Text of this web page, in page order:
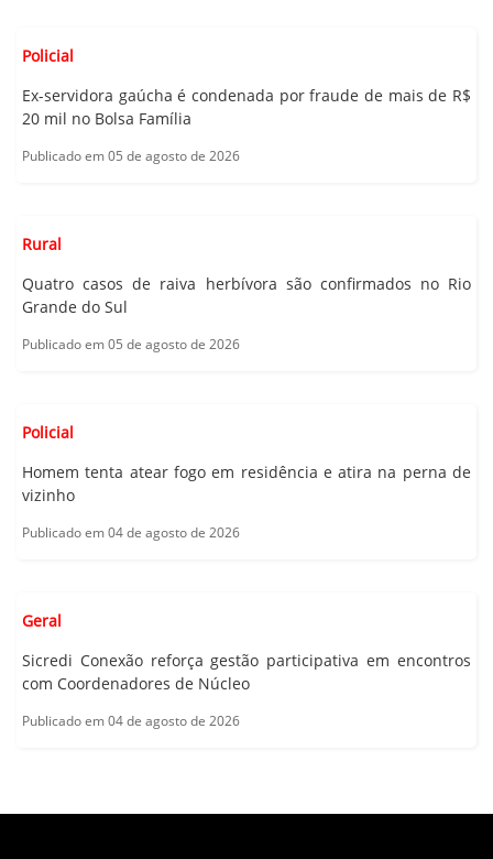
Policial
Ex-servidora gaúcha é condenada por fraude de mais de R$
20 mil no Bolsa Família
Publicado em 05 de agosto de 2026
Rural
Quatro casos de raiva herbívora são confirmados no Rio
Grande do Sul
Publicado em 05 de agosto de 2026
Policial
Homem tenta atear fogo em residência e atira na perna de
vizinho
Publicado em 04 de agosto de 2026
Geral
Sicredi Conexão reforça gestão participativa em encontros
com Coordenadores de Núcleo
Publicado em 04 de agosto de 2026